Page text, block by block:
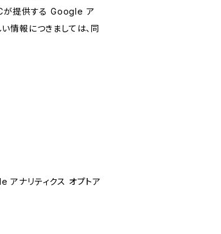
が提供する Google ア
情報につきましては、同
ナリティクス オプトア